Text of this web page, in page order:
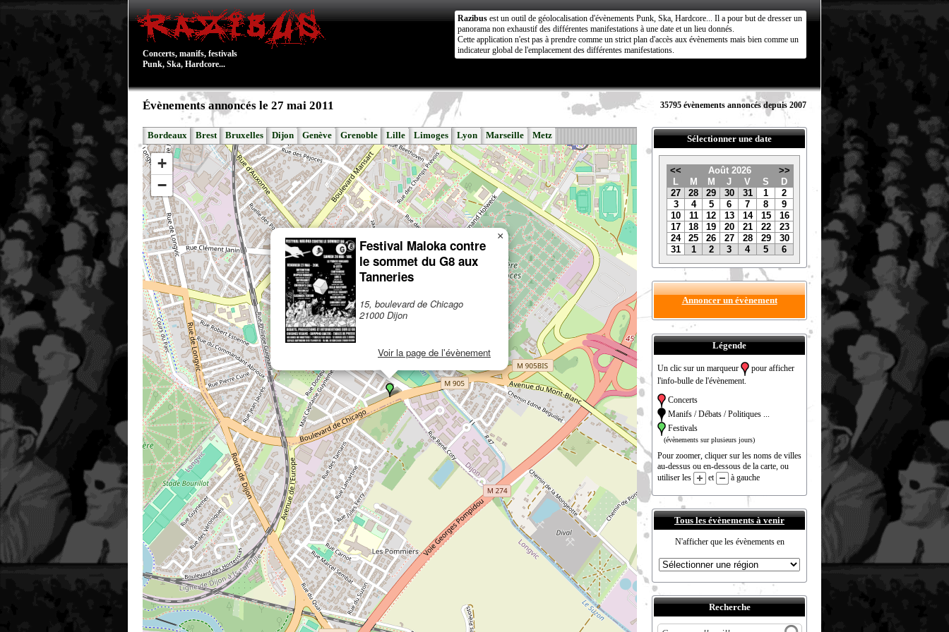
Concerts, manifs, festivals
Punk, Ska, Hardcore...
Razibus est un outil de géolocalisation d'évènements Punk, Ska, Hardcore... Il a pour but de dresser un
panorama non exhaustif des différentes manifestations à une date et un lieu donnés.
Cette application n'est pas à prendre comme un strict plan d'accès aux évènements mais bien comme un
indicateur global de l'emplacement des différentes manifestations.
Évènements annoncés le 27 mai 2011 35795 évènements annoncés depuis 2007
Bordeaux Brest Bruxelles Dijon Genève Grenoble Lille Limoges Lyon Marseille Metz
Festival Maloka contre
le sommet du G8 aux
Tanneries
15, boulevard de Chicago
21000 Dijon
Voir la page de l'évènement
×
+
−
Sélectionner une date
<< Août 2026
>>
L
M M J V S
D
27
28 29 30 31 1
2
3
4 5 6 7 8
9
10
11 12 13 14 15
16
17
18 19 20 21 22
23
24
25 26 27 28 29
30
31
1 2 3 4 5 6
Annoncer un évènement
Légende
Un clic sur un marqueur
pour afficher
l'info-bulle de l'évènement.
Concerts
Manifs / Débats / Politiques ...
Festivals
(évènements sur plusieurs jours)
Pour zoomer, cliquer sur les noms de villes
au-dessus ou en-dessous de la carte, ou
utiliser les
et à gauche
Tous les évènements à venir
N'afficher que les évènements en
Recherche